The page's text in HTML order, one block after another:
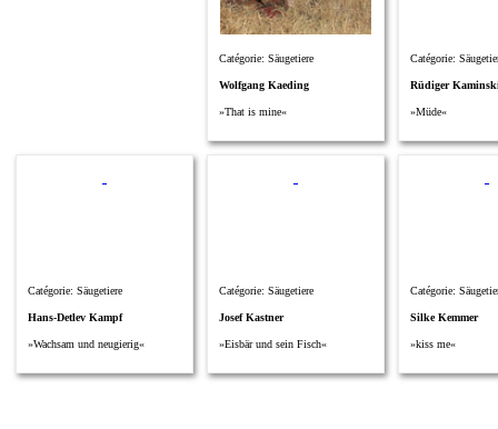
Catégorie: Säugetiere
Wolfgang Kaeding
»That is mine«
Catégorie:
Rüdiger
»Müde«
Catégorie: Säugetiere
Hans-Detlev Kampf
»Wachsam und neugierig«
Catégorie: Säugetiere
Josef Kastner
»Eisbär und sein Fisch«
Catégorie:
Silke Kemmer
»kiss me«